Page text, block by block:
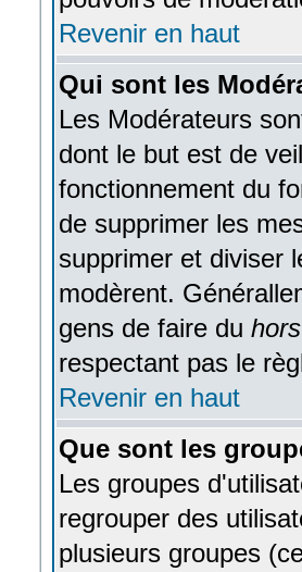
Revenir en haut
Qui sont les
Les Modérateurs
dont le but est de
fonctionnement du
de supprimer les
supprimer et diviser
modèrent.
gens de faire du
respectant pas le
Revenir en haut
Que sont les
Les groupes
regrouper des
plusieurs groupes